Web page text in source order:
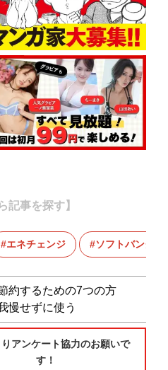
記事を探す】
エネチェンジ ソフトバンクで
約するための7つの方
慢せずに使う